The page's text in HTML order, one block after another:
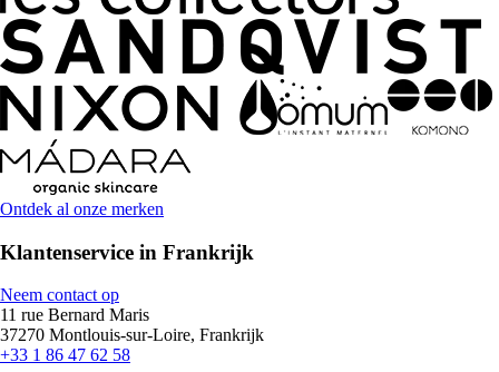
Ontdek al onze merken
Klantenservice in Frankrijk
Neem contact op
11 rue Bernard Maris
37270 Montlouis-sur-Loire, Frankrijk
+33 1 86 47 62 58